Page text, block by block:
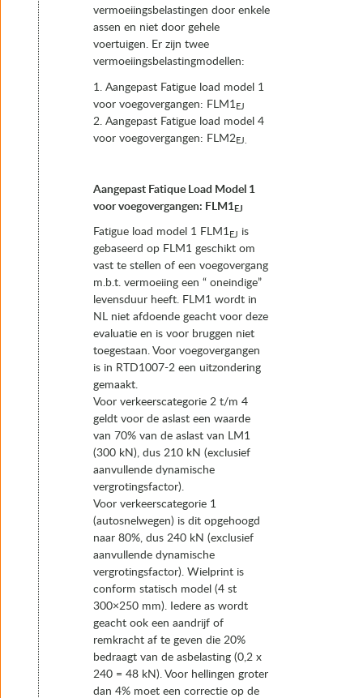
vermoeiingsbelastingen door enkele
assen en niet door gehele
voertuigen. Er zijn twee
vermoeiingsbelastingmodellen:
1. Aangepast Fatigue load model 1
voor voegovergangen: FLM1 EJ
2. Aangepast Fatigue load model 4
voor voegovergangen: FLM2 EJ.
Aangepast Fatique Load Model 1
voor voegovergangen: FLM1 EJ
Fatigue load model 1 FLM1 EJ is
gebaseerd op FLM1 geschikt om
vast te stellen of een voegovergang
m.b.t. vermoeiing een “ oneindige”
levensduur heeft. FLM1 wordt in
NL niet afdoende geacht voor deze
evaluatie en is voor bruggen niet
toegestaan. Voor voegovergangen
is in RTD1007-2 een uitzondering
gemaakt.
Voor verkeerscategorie 2 t/m 4
geldt voor de aslast een waarde
van 70% van de aslast van LM1
(300 kN), dus 210 kN (exclusief
aanvullende dynamische
vergrotingsfactor).
Voor verkeerscategorie 1
(autosnelwegen) is dit opgehoogd
naar 80%, dus 240 kN (exclusief
aanvullende dynamische
vergrotingsfactor). Wielprint is
conform statisch model (4 st
300×250 mm). Iedere as wordt
geacht ook een aandrijf of
remkracht af te geven die 20%
bedraagt van de asbelasting (0,2 x
240 = 48 kN). Voor hellingen groter
dan 4% moet een correctie op de